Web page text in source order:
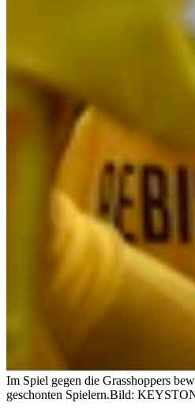
Im Spiel gegen die Grasshoppers
geschonten Spielern.Bild: